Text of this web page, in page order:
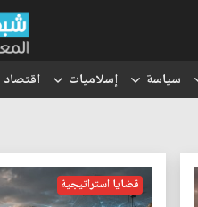
سياسة إسلاميات اقتصاد
قضايا استراتيجية